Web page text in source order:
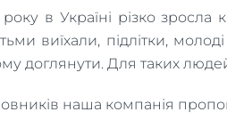
в Україні різко зросла
виїхали, підлітки,
доглянути. Для таких
наша компанія